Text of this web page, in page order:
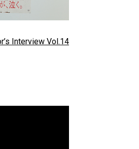
Interview Vol.14